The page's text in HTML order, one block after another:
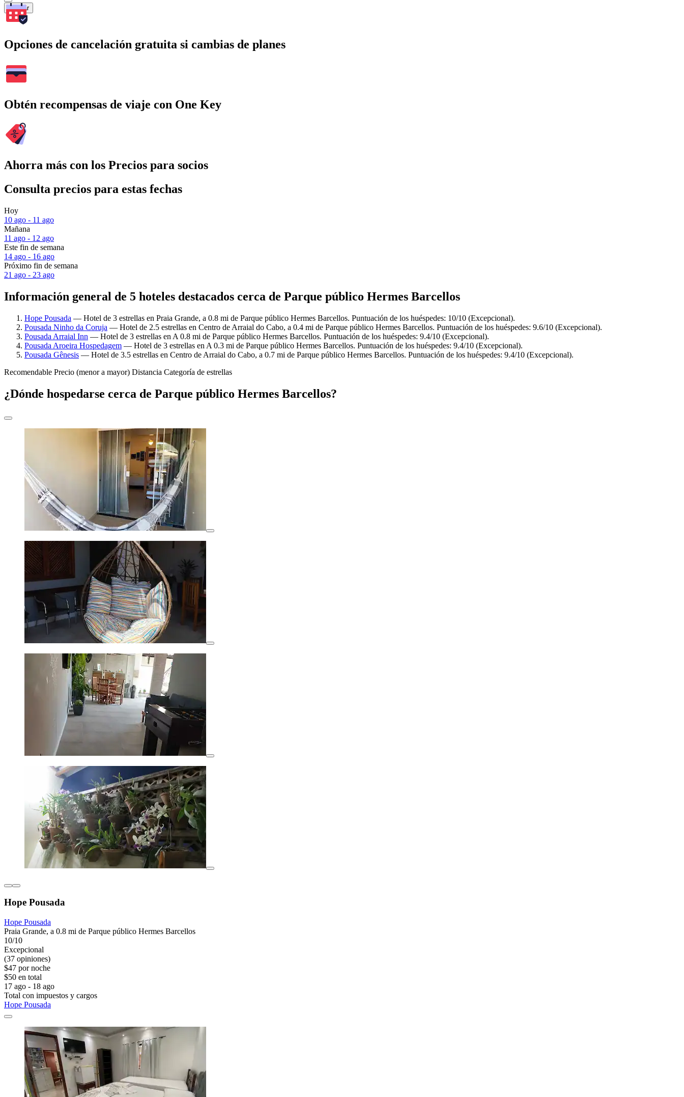
Buscar
Opciones de cancelación gratuita si cambias de planes
Obtén recompensas de viaje con One Key
Ahorra más con los Precios para socios
Consulta precios para estas fechas
Hoy
10 ago - 11 ago
Mañana
11 ago - 12 ago
Este fin de semana
14 ago - 16 ago
Próximo fin de semana
21 ago - 23 ago
Información general de 5 hoteles destacados cerca de Parque público Hermes Barcellos
Hope Pousada — Hotel de 3 estrellas en Praia Grande, a 0.8 mi de Parque público Hermes Barcellos. Puntuación de los huéspedes: 10/10 (Excepcional).
Pousada Ninho da Coruja — Hotel de 2.5 estrellas en Centro de Arraial do Cabo, a 0.4 mi de Parque público Hermes Barcellos. Puntuación de los huéspedes: 9.6/10 (Excepcional).
Pousada Arraial Inn — Hotel de 3 estrellas en A 0.8 mi de Parque público Hermes Barcellos. Puntuación de los huéspedes: 9.4/10 (Excepcional).
Pousada Aroeira Hospedagem — Hotel de 3 estrellas en A 0.3 mi de Parque público Hermes Barcellos. Puntuación de los huéspedes: 9.4/10 (Excepcional).
Pousada Gênesis — Hotel de 3.5 estrellas en Centro de Arraial do Cabo, a 0.7 mi de Parque público Hermes Barcellos. Puntuación de los huéspedes: 9.4/10 (Excepcional).
Recomendable Precio (menor a mayor) Distancia Categoría de estrellas
¿Dónde hospedarse cerca de Parque público Hermes Barcellos?
Hope Pousada
Hope Pousada
Praia Grande, a 0.8 mi de Parque público Hermes Barcellos
10/10
Excepcional
(37 opiniones)
$47 por noche
$50 en total
17 ago - 18 ago
Total con impuestos y cargos
Hope Pousada